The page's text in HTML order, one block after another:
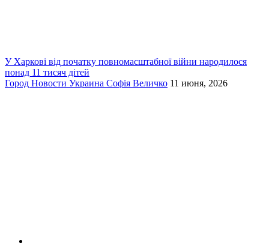
У Харкові від початку повномасштабної війни народилося
понад 11 тисяч дітей
Город Новости Украина Софія Величко 11 июня, 2026